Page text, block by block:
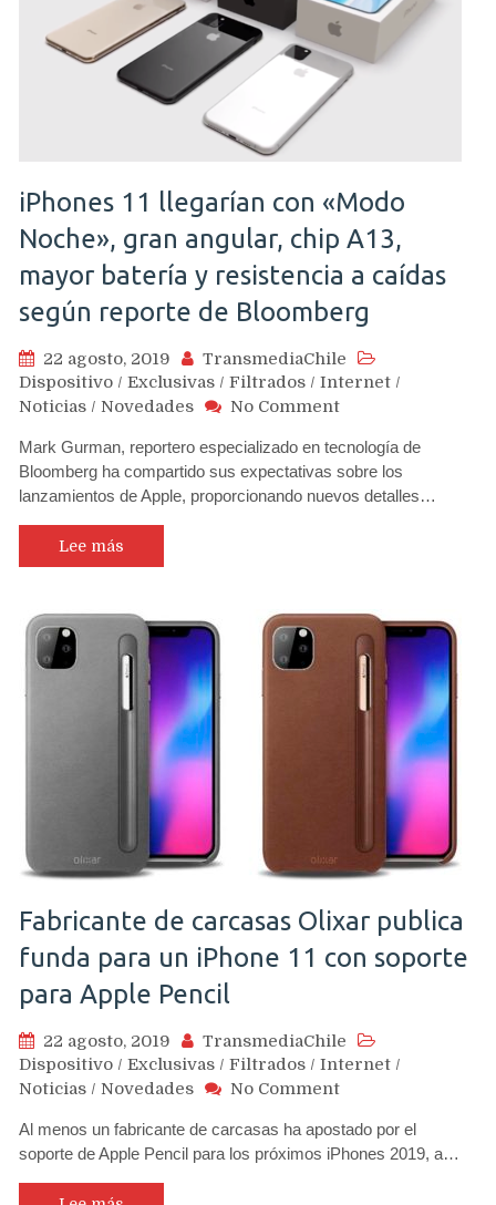
compañía
ante
la
iPhones 11 llegarían con «Modo
Noche», gran angular, chip A13,
mayor batería y resistencia a caídas
según reporte de Bloomberg
22 agosto, 2019
TransmediaChile
Dispositivo / Exclusivas / Filtrados / Internet /
Noticias / Novedades No Commenton
11
llegarían
con
chip
A13,
mayor
batería
resistencia
según
reporte
de
Bloomberg
Mark Gurman, reportero especializado en tecnología de
Bloomberg ha compartido sus expectativas sobre los
lanzamientos de Apple, proporcionando nuevos detalles…
Lee más
Fabricante de carcasas Olixar publica
funda para un iPhone 11 con soporte
para Apple Pencil
22 agosto, 2019
TransmediaChile
Dispositivo / Exclusivas / Filtrados / Internet /
Noticias / Novedades No Commenton
de
carcasas
Al menos un fabricante de carcasas ha apostado por el
soporte de Apple Pencil para los próximos iPhones 2019, a…